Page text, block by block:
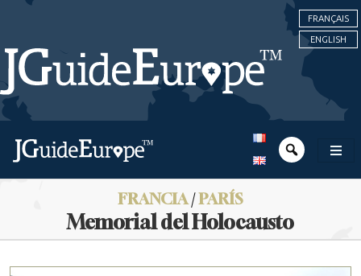
FRANÇAIS
ENGLISH
FRANCIA/PARÍS
Memorial del Holocausto